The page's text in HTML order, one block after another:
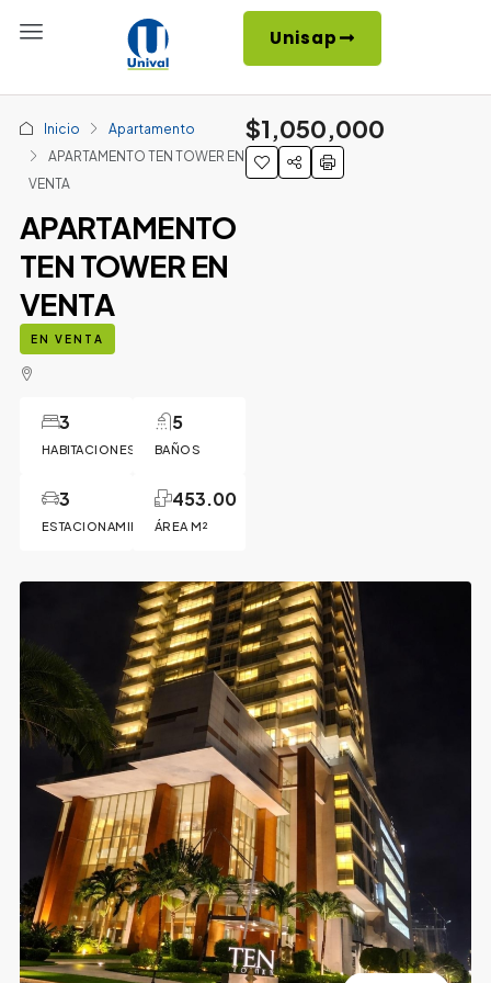
Unisap
Inicio
Apartamento
APARTAMENTO TEN TOWER EN
VENTA
APARTAMENTO
TEN TOWER EN
VENTA
EN VENTA
HABITACIONES
3
BAÑOS
5
ESTACIONAMIENTOS
3
ÁREA M²
453.00
$1,050,000